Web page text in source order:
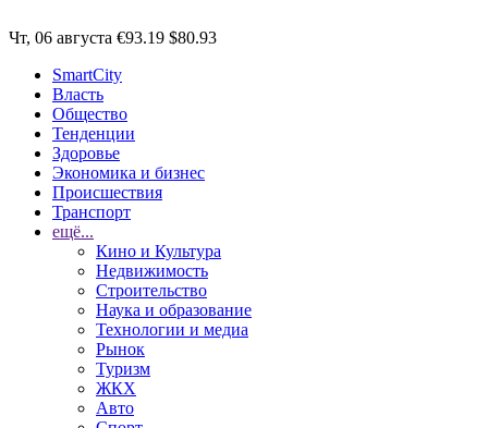
Чт, 06 августа €93.19 $80.93
SmartCity
Власть
Общество
Тенденции
Здоровье
Экономика и бизнес
Происшествия
Транспорт
ещё...
Кино и Культура
Недвижимость
Строительство
Наука и образование
Технологии и медиа
Рынок
Туризм
ЖКХ
Авто